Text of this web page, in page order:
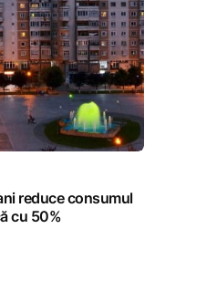
reduce consumul
cu 50%